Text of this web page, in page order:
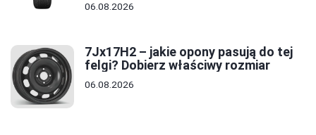
06.08.2026
7Jx17H2 – jakie opony pasują do tej
felgi? Dobierz właściwy rozmiar
06.08.2026